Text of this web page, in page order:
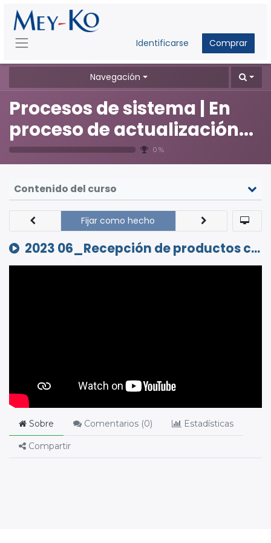
Identificarse Comprar
Navegación
Procesos de sistema | En
proceso de actualización...
0 %
Contenido del curso
2023 06_Recepción de productos con seguimiento y fechas de vencimiento
Fijar como hecho
Sobre Comentarios (0) Estadísticas
Compartir